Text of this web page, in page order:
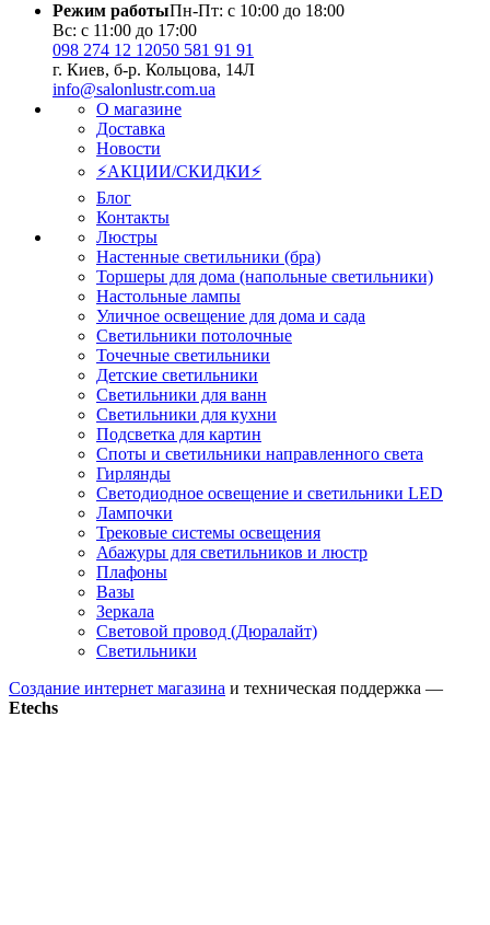
Режим работыПн-Пт: с 10:00 до 18:00
Вс: с 11:00 до 17:00
098 274 12 12050 581 91 91
г. Киев, б-р. Кольцова, 14Л
info@salonlustr.com.ua
О магазине
Доставка
Новости
⚡АКЦИИ/СКИДКИ⚡
Блог
Контакты
Люстры
Настенные светильники (бра)
Торшеры для дома (напольные светильники)
Настольные лампы
Уличное освещение для дома и сада
Светильники потолочные
Точечные светильники
Детские светильники
Светильники для ванн
Светильники для кухни
Подсветка для картин
Споты и светильники направленного света
Гирлянды
Светодиодное освещение и светильники LED
Лампочки
Трековые системы освещения
Абажуры для светильников и люстр
Плафоны
Вазы
Зеркала
Световой провод (Дюралайт)
Светильники
Создание интернет магазина и техническая поддержка —
Etechs